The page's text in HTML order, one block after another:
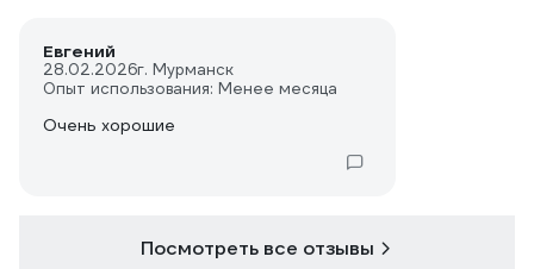
Евгений
28.02.2026г. Мурманск
Опыт использования: Менее месяца
Очень хорошие
Посмотреть все отзывы